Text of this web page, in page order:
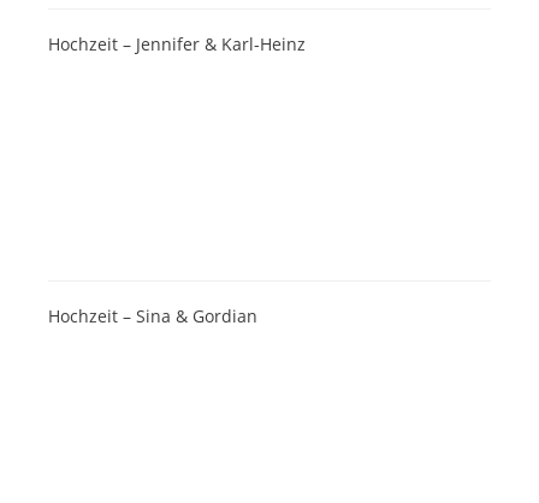
Hochzeit – Jennifer & Karl-Heinz
Hochzeit – Sina & Gordian